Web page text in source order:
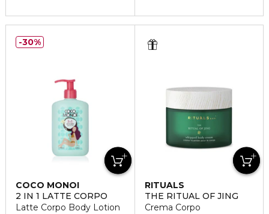
COCO MONOI
2 IN 1 LATTE CORPO
Latte Corpo Body Lotion
30%
RITUALS
THE RITUAL OF JING
Crema Corpo